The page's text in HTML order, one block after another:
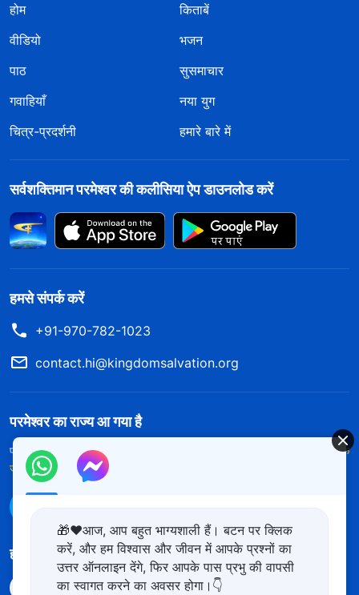
होम
किताबें
वीडियो
भजन
पाठ
सुसमाचार
गवाहियाँ
नया युग
चित्र-प्रदर्शनी
हमारे बारे में
सर्वशक्तिमान परमेश्वर की कलीसिया ऐप डाउनलोड करें
हमसे संपर्क करें
+91-970-782-1023
contact.hi@kingdomsalvation.org
परमेश्वर का राज्य आ गया है
परमेश्वर का राज्य पृथ्वी पर आ गया है! क्या आप इसमें प्रवेश करना चाहते हैं?
और अधिक
जानें
हमारा अनुसरण करें
🎁❤️आज, आप बहुत भाग्यशाली हैं। बटन पर क्लिक
करें, और हम विश्वास और जीवन में आपके प्रश्नों का
उत्तर ऑनलाइन देंगे, फिर आपके पास प्रभु की वापसी
का स्वागत करने का अवसर होगा।👇